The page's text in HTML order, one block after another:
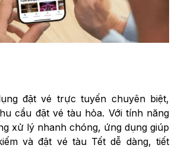
đặt vé trực tuyến chuyên biệt,
cầu đặt vé tàu hỏa. Với tính năng
xử lý nhanh chóng, ứng dụng giúp
và đặt vé tàu Tết dễ dàng, tiết